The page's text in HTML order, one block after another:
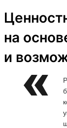
на
и